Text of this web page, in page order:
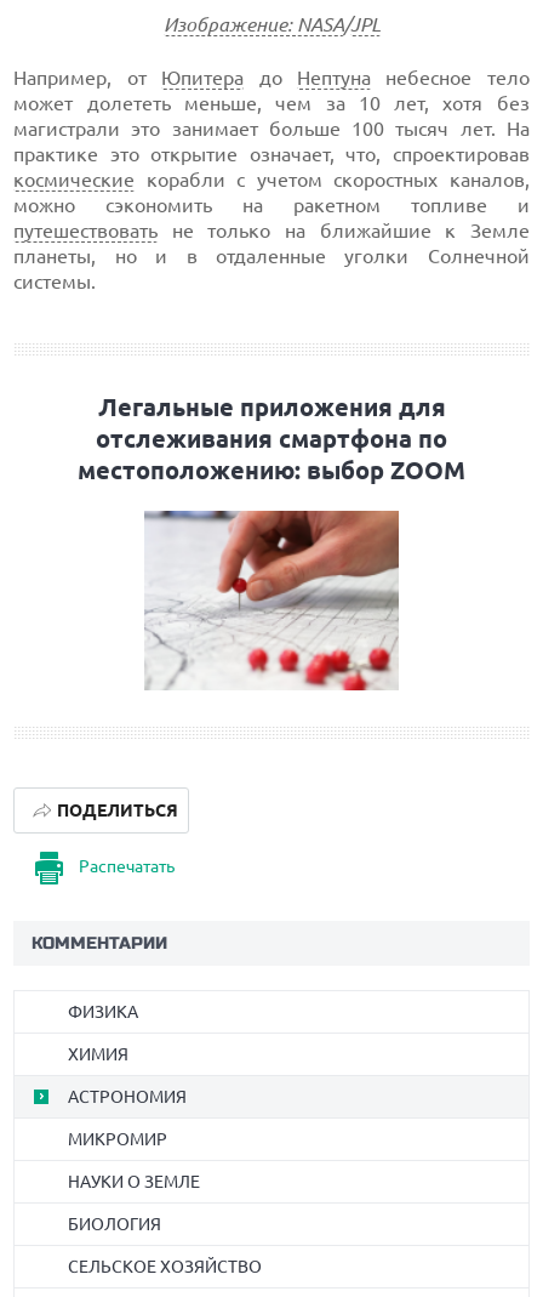
Изображение: NASA/JPL
Например, от Юпитера до Нептунанебесное тело
может долететь меньше, чем за 10 лет, хотя без
магистрали это занимает больше 100 тысяч лет. На
практике это открытие означает, что, спроектировав
космические корабли с учетом скоростных каналов,
можно сэкономить на ракетном топливе и
путешествовать не только на ближайшие к Земле
планеты, но и в отдаленные уголки Солнечной
системы.
Легальные приложения для
отслеживания смартфона по
местоположению: выбор ZOOM
Распечатать
ПОДЕЛИТЬСЯ
КОММЕНТАРИИ
ФИЗИКА
ХИМИЯ
АСТРОНОМИЯ
МИКРОМИР
НАУКИ О ЗЕМЛЕ
БИОЛОГИЯ
СЕЛЬСКОЕ ХОЗЯЙСТВО